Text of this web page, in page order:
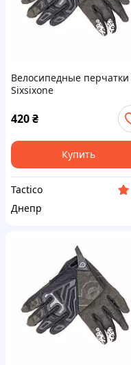
Велосипедные перчатки
Sixsixone
420₴
Купить
Tactico
Днепр